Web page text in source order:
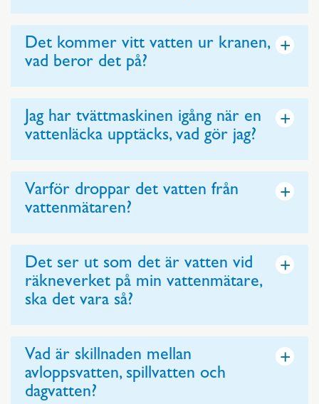
Det kommer vitt vatten ur kranen,
vad beror det på?
+
Jag har tvättmaskinen igång när en
vattenläcka upptäcks, vad gör jag?
+
Varför droppar det vatten från
vattenmätaren?
+
Det ser ut som det är vatten vid
räkneverket på min vattenmätare,
ska det vara så?
+
Vad är skillnaden mellan
avloppsvatten, spillvatten och
dagvatten?
+